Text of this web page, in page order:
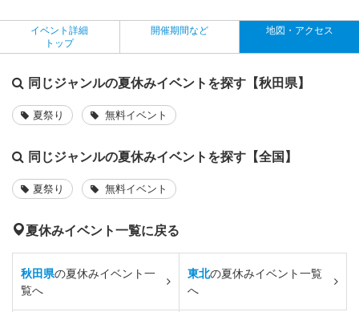
イベント詳細
トップ
開催期間など 地図・アクセス
同じジャンルの夏休みイベントを探す【秋田県】
夏祭り 無料イベント
同じジャンルの夏休みイベントを探す【全国】
夏祭り 無料イベント
夏休みイベント一覧に戻る
秋田県の夏休みイベント一
覧へ
東北の夏休みイベント一覧
へ